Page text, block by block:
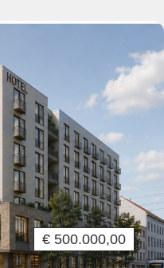
€ 500.000,00